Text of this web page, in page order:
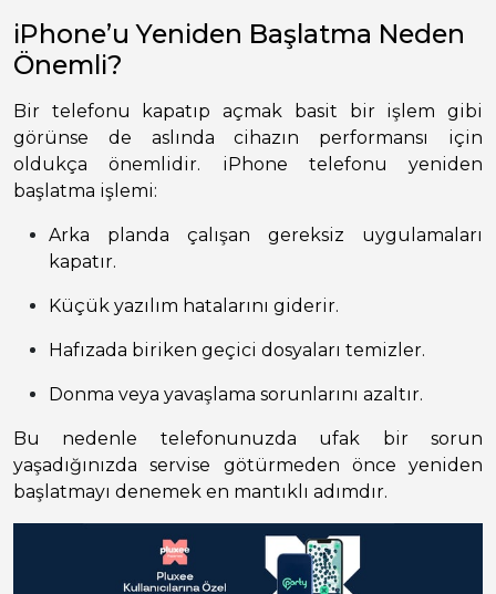
iPhone’u Yeniden Başlatma Neden
Önemli?
Bir telefonu kapatıp açmak basit bir işlem gibi
görünse de aslında cihazın performansı için
oldukça önemlidir. iPhone telefonu yeniden
başlatma işlemi:
Arka planda çalışan gereksiz uygulamaları
kapatır.
Küçük yazılım hatalarını giderir.
Hafızada biriken geçici dosyaları temizler.
Donma veya yavaşlama sorunlarını azaltır.
Bu nedenle telefonunuzda ufak bir sorun
yaşadığınızda servise götürmeden önce yeniden
başlatmayı denemek en mantıklı adımdır.